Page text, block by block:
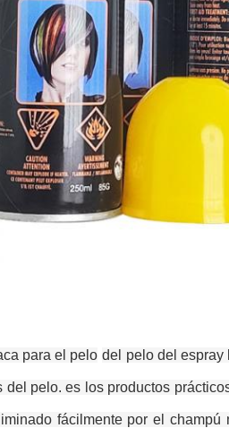
para el pelo del pelo del espray
del pelo. es los productos
fácilmente por el